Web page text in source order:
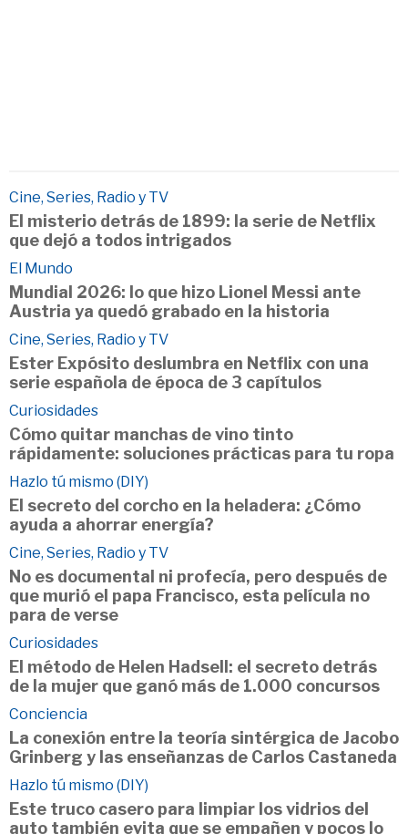
Cine, Series, Radio y TV
El misterio detrás de 1899: la serie de Netflix
que dejó a todos intrigados
El Mundo
Mundial 2026: lo que hizo Lionel Messi ante
Austria ya quedó grabado en la historia
Cine, Series, Radio y TV
Ester Expósito deslumbra en Netflix con una
serie española de época de 3 capítulos
Curiosidades
Cómo quitar manchas de vino tinto
rápidamente: soluciones prácticas para tu ropa
Hazlo tú mismo (DIY)
El secreto del corcho en la heladera: ¿Cómo
ayuda a ahorrar energía?
Cine, Series, Radio y TV
No es documental ni profecía, pero después de
que murió el papa Francisco, esta película no
para de verse
Curiosidades
El método de Helen Hadsell: el secreto detrás
de la mujer que ganó más de 1.000 concursos
Conciencia
La conexión entre la teoría sintérgica de Jacobo
Grinberg y las enseñanzas de Carlos Castaneda
Hazlo tú mismo (DIY)
Este truco casero para limpiar los vidrios del
auto también evita que se empañen y pocos lo